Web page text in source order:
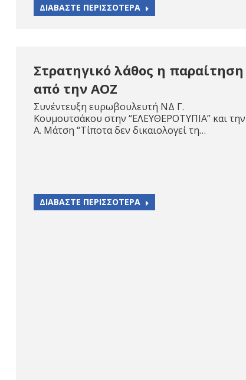
ΔΙΑΒΑΣΤΕ ΠΕΡΙΣΣΟΤΕΡΑ
Στρατηγικό λάθος η παραίτηση
από την ΑΟΖ
Συνέντευξη ευρωβουλευτή ΝΔ Γ.
Κουμουτσάκου στην “ΕΛΕΥΘΕΡΟΤΥΠΙΑ” και την
Α. Μάτση “Τίποτα δεν δικαιολογεί τη…
ΔΙΑΒΑΣΤΕ ΠΕΡΙΣΣΟΤΕΡΑ